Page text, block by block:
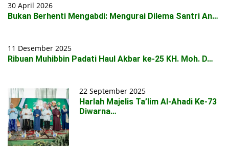
30 April 2026
Bukan Berhenti Mengabdi: Mengurai Dilema Santri An…
11 Desember 2025
Ribuan Muhibbin Padati Haul Akbar ke-25 KH. Moh. D…
22 September 2025
Harlah Majelis Ta’lim Al-Ahadi Ke-73
Diwarna…